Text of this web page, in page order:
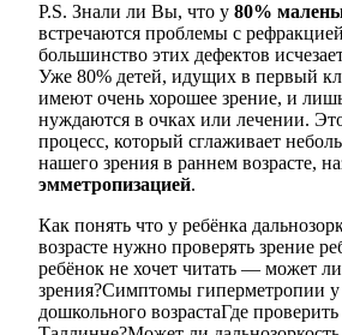
P.S. Знали ли Вы, что у 80%
встречаются проблемы с
большинство этих дефектов
Уже 80% детей, идущих в первый
имеют очень хорошее зрение, и
нуждаются в очках или лечении.
процесс, который сглаживает
нашего зрения в раннем возрасте,
эмметропизацией.
Как понять что у ребёнка
возрасте нужно проверять зрение
ребёнок не хочет читать — может ли
зрения?Симптомы гиперметропии у
дошкольного возрастаГде